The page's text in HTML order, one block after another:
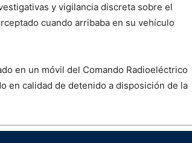
y vigilancia discreta sobre el
cuando arribaba en su vehículo
en un móvil del Comando Radioeléctrico
en calidad de detenido a disposición de la